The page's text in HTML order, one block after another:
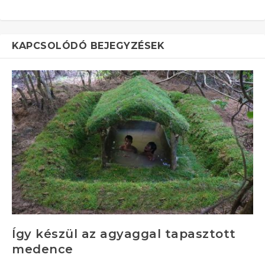
KAPCSOLÓDÓ BEJEGYZÉSEK
Így készül az agyaggal tapasztott
medence